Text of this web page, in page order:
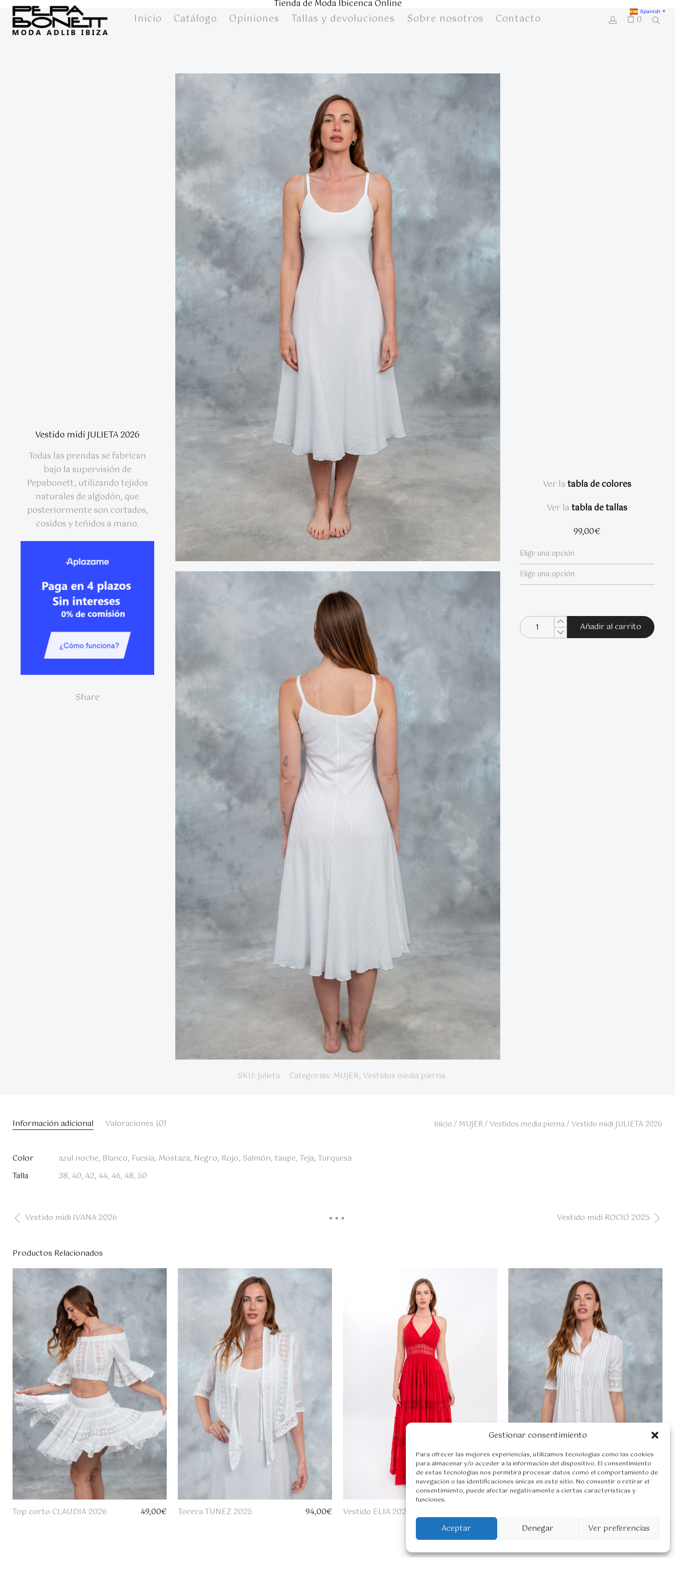
Gestionar consentimiento
Para ofrecer las mejores experiencias, utilizamos tecnologías como las cookies
para almacenar y/o acceder a la información del dispositivo. El consentimiento
de estas tecnologías nos permitirá procesar datos como el comportamiento de
navegación o las identificaciones únicas en este sitio. No consentir o retirar el
consentimiento, puede afectar negativamente a ciertas características y
funciones.
Aceptar Denegar Ver preferencias
Inicio Catálogo Opiniones Tallas y devoluciones Sobre nosotros Contacto 0
Tienda de Moda Ibicenca Online
Vestido midi JULIETA 2026
Todas las prendas se fabrican
bajo la supervisión de
Pepabonett, utilizando tejidos
naturales de algodón, que
posteriormente son cortados,
cosidos y teñidos a mano.
Share
Ver latabla de colores
Ver latabla de tallas
99,00€
Añadir al carrito
SKU: julieta Categorías: MUJER, Vestidos media pierna
Inicio /MUJER/ Vestidos media pierna/ Vestido midi JULIETA 2026
Información adicional Valoraciones (0)
Color
azul noche, Blanco, Fucsia, Mostaza, Negro, Rojo, Salmón, taupe, Teja, Turquesa
Talla
38, 40, 42, 44, 46, 48, 50
Vestido midi ROCIO 2025
Vestido midi IVANA 2026
Productos Relacionados
Top corto CLAUDIA 2026 49,00€ Torera TUNEZ 2025 94,00€ Vestido ELIA 2026
E
l
p
r
e
296,00€E
p
r
e
l
r
e
r
e
Spanish ▼